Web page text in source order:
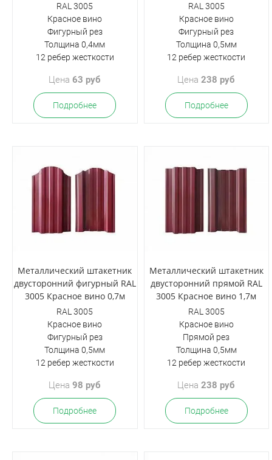
RAL 3005
Красное вино
Фигурный рез
Толщина 0,4мм
12 ребер жесткости
Цена63 руб
Подробнее
RAL 3005
Красное вино
Фигурный рез
Толщина 0,5мм
12 ребер жесткости
Цена238 руб
Подробнее
Металлический штакетник
двусторонний фигурный RAL
3005 Красное вино 0,7м
RAL 3005
Красное вино
Фигурный рез
Толщина 0,5мм
12 ребер жесткости
Цена98 руб
Подробнее
Металлический штакетник
двусторонний прямой RAL
3005 Красное вино 1,7м
RAL 3005
Красное вино
Прямой рез
Толщина 0,5мм
12 ребер жесткости
Цена238 руб
Подробнее